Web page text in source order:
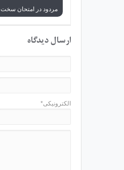
مردود در امتحان سخت
ارسال دیدگاه
الکترونیکی*